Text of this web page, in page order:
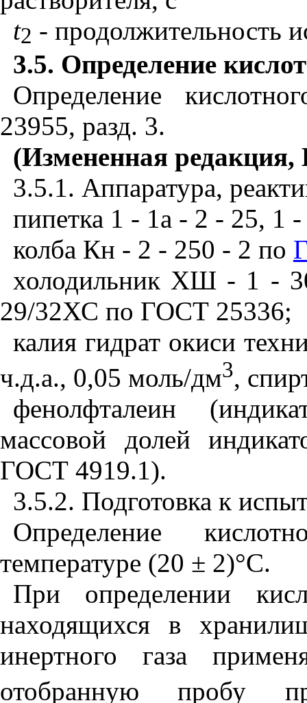
t2 - продолжительность
3.5. Определение
Определение
23955, разд. 3.
(Измененная
3.5.1. Аппаратура,
пипетка 1 - 1а - 2 - 25,
колба Кн - 2 - 250 - 2 по
холодильник ХШ - 1 -
29/32ХС по ГОСТ 25336;
калия гидрат окиси
ч.д.а., 0,05 моль/дм3,
фенолфталеин
массовой долей
ГОСТ 4919.1).
3.5.2. Подготовка к
Определение
температуре (20 ± 2)°С.
При определении
находящихся в
инертного газа
отобранную пробу